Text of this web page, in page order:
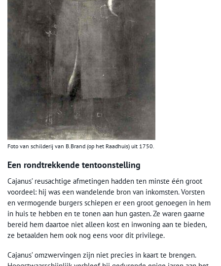
Foto van schilderij van B.Brand (op het Raadhuis) uit 1750.
Een rondtrekkende tentoonstelling
Cajanus’ reusachtige afmetingen hadden ten minste één groot
voordeel: hij was een wandelende bron van inkomsten. Vorsten
en vermogende burgers schiepen er een groot genoegen in hem
in huis te hebben en te tonen aan hun gasten. Ze waren gaarne
bereid hem daartoe niet alleen kost en inwoning aan te bieden,
ze betaalden hem ook nog eens voor dit privilege.
Cajanus’ omzwervingen zijn niet precies in kaart te brengen.